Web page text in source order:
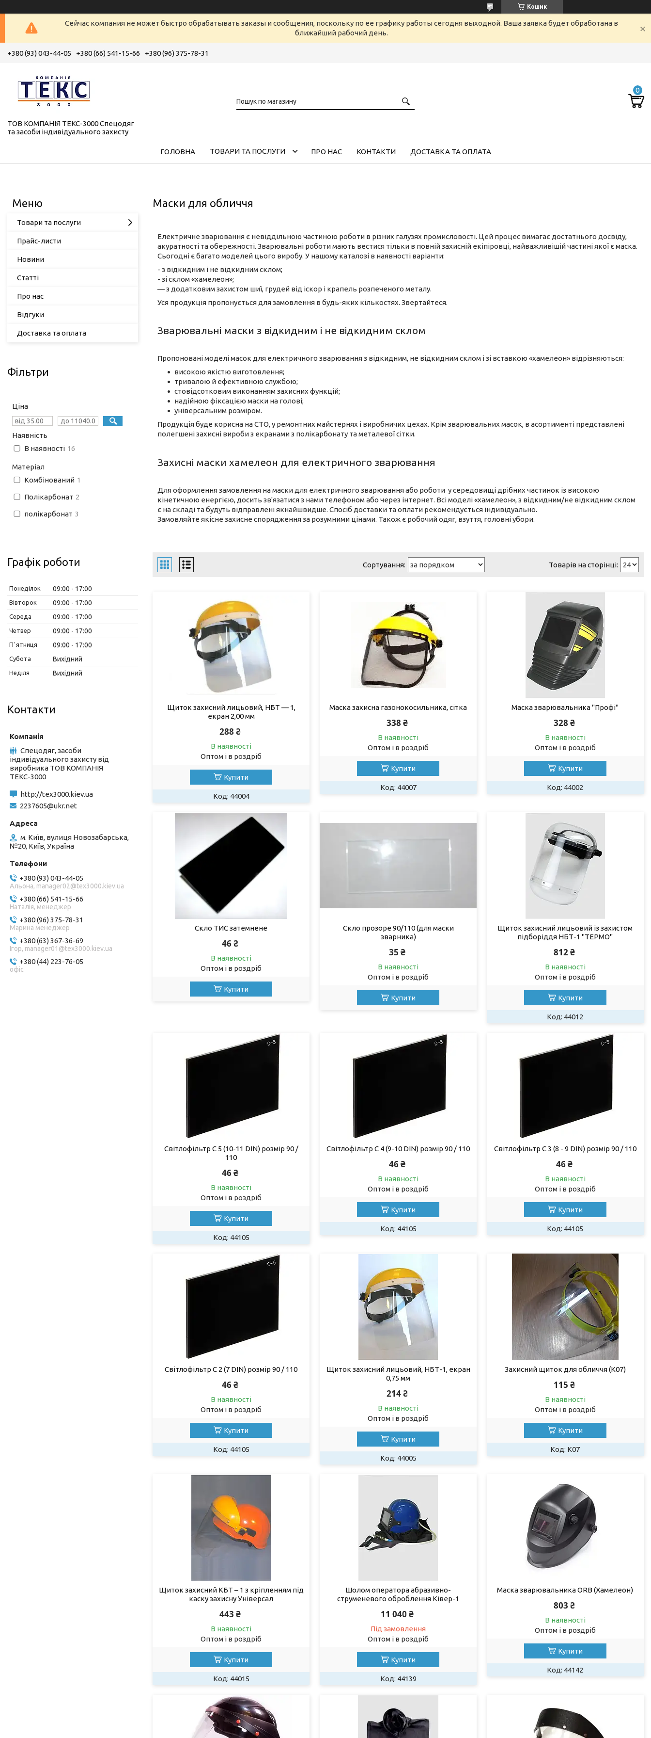
Кошик
Сейчас компания не может быстро обрабатывать заказы и сообщения, поскольку по ее графику работы сегодня выходной. Ваша заявка будет обработана в
ближайший рабочий день.
+380 (93) 043-44-05 +380 (66) 541-15-66 +380 (96) 375-78-31
ТОВ КОМПАНІЯ ТЕКС-3000 Спецодяг
та засоби індивідуального захисту
ГОЛОВНА ТОВАРИ ТА ПОСЛУГИ ПРО НАС КОНТАКТИ ДОСТАВКА ТА ОПЛАТА
Маски для обличчя
Електричне зварювання є невіддільною частиною роботи в різних галузях промисловості. Цей процес вимагає достатнього досвіду,
акуратності та обережності. Зварювальні роботи мають вестися тільки в повній захисній екіпіровці, найважливішій частині якої є маска.
Сьогодні є багато моделей цього виробу. У нашому каталозі в наявності варіанти:
- з відкидним і не відкидним склом;
- зі склом «хамелеон»;
— з додатковим захистом шиї, грудей від іскор і крапель розпеченого металу.
Уся продукція пропонується для замовлення в будь-яких кількостях. Звертайтеся.
Зварювальні маски з відкидним і не відкидним склом
Пропоновані моделі масок для електричного зварювання з відкидним, не відкидним склом і зі вставкою «хамелеон» відрізняються:
високою якістю виготовлення;
тривалою й ефективною службою;
стовідсотковим виконанням захисних функцій;
надійною фіксацією маски на голові;
універсальним розміром.
Продукція буде корисна на СТО, у ремонтних майстернях і виробничих цехах. Крім зварювальних масок, в асортименті представлені
полегшені захисні вироби з екранами з полікарбонату та металевої сітки.
Захисні маски хамелеон для електричного зварювання
Для оформлення замовлення на маски для електричного зварювання або роботи у середовищі дрібних частинок із високою
кінетичною енергією, досить зв'язатися з нами телефоном або через інтернет. Всі моделі «хамелеон», з відкидним/не відкидним склом
є на складі та будуть відправлені якнайшвидше. Спосіб доставки та оплати рекомендується індивідуально.
Замовляйте якісне захисне спорядження за розумними цінами. Також є робочий одяг, взуття, головні убори.
Щиток захисний лицьовий, НБТ — 1,
екран 2,00 мм
288 ₴
В наявності
Оптом і в роздріб
Купити
44004
Маска захисна газонокосильника, сітка
338 ₴
В наявності
Оптом і в роздріб
Купити
44007
Маска зварювальника "Профі"
328 ₴
В наявності
Оптом і в роздріб
Купити
44002
Скло ТИС затемнене
46 ₴
В наявності
Оптом і в роздріб
Купити
Скло прозоре 90/110 (для маски
зварника)
35 ₴
В наявності
Оптом і в роздріб
Купити
Щиток захисний лицьовий із захистом
підборіддя НБТ-1 "ТЕРМО"
812 ₴
В наявності
Оптом і в роздріб
Купити
44012
Світлофільтр C 5 (10-11 DIN) розмір 90 /
110
46 ₴
В наявності
Оптом і в роздріб
Купити
44105
Світлофільтр С 4 (9-10 DIN) розмір 90 / 110
46 ₴
В наявності
Оптом і в роздріб
Купити
44105
Світлофільтр С 3 (8 - 9 DIN) розмір 90 / 110
46 ₴
В наявності
Оптом і в роздріб
Купити
44105
Світлофільтр С 2 (7 DIN) розмір 90 / 110
46 ₴
В наявності
Оптом і в роздріб
Купити
44105
Щиток захисний лицьовий, НБТ-1, екран
0,75 мм
214 ₴
В наявності
Оптом і в роздріб
Купити
44005
Захисний щиток для обличчя (К07)
115 ₴
В наявності
Оптом і в роздріб
Купити
К07
Щиток захисний КБТ – 1 з кріпленням під
каску захисну Універсал
443 ₴
В наявності
Оптом і в роздріб
Купити
44015
Шолом оператора абразивно-
струменевого оброблення Ківер-1
11 040 ₴
Під замовлення
Оптом і в роздріб
Купити
44139
Маска зварювальника ORB (Хамелеон)
803 ₴
В наявності
Оптом і в роздріб
Купити
44142
Товари та послуги
Прайс-листи
Новини
Статті
Про нас
Відгуки
Доставка та оплата
Фільтри
Ціна
Наявність
В наявності 16
Матеріал
Комбінований 1
Полікарбонат 2
полікарбонат 3
Графік роботи
Понеділок 09:00 17:00
Вівторок 09:00 17:00
Середа 09:00 17:00
Четвер 09:00 17:00
Пʼятниця 09:00 17:00
Субота Вихідний
Неділя Вихідний
Контакти
Спецодяг, засоби
індивідуального захисту від
виробника ТОВ КОМПАНІЯ
ТЕКС-3000
http://tex3000.kiev.ua
2237605@ukr.net
м. Київ, вулиця Новозабарська,
№20, Київ, Україна
+380 (93) 043-44-05
Альона, manager02@tex3000.kiev.ua
+380 (66) 541-15-66
Наталія, менеджер
+380 (96) 375-78-31
Марина менеджер
+380 (63) 367-36-69
Ігор, manager01@tex3000.kiev.ua
+380 (44) 223-76-05
oфіс